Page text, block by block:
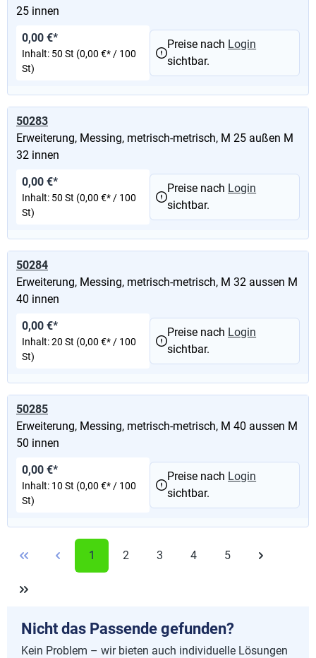
25 innen
0,00 €*
Inhalt: 50 St (0,00 €* / 100
St)
Preise nach Login
sichtbar.
50283
Erweiterung, Messing, metrisch-metrisch, M 25 außen M
32 innen
0,00 €*
Inhalt: 50 St (0,00 €* / 100
St)
Preise nach Login
sichtbar.
50284
Erweiterung, Messing, metrisch-metrisch, M 32 aussen M
40 innen
0,00 €*
Inhalt:20 St (0,00 €* / 100
St)
Preise nach Login
sichtbar.
50285
Erweiterung, Messing, metrisch-metrisch, M 40 aussen M
50 innen
0,00 €*
Inhalt: 10 St (0,00 €* / 100
St)
Preise nach Login
sichtbar.
1 2 3 4 5
Nicht das Passende gefunden?
Kein Problem – wir bieten auch individuelle Lösungen